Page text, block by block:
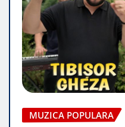
MUZICA POPULARA